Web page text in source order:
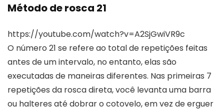
Método de rosca 21
https://youtube.com/watch?v=A2SjGwiVR9c
O número 21 se refere ao total de repetições feitas
antes de um intervalo, no entanto, elas são
executadas de maneiras diferentes. Nas primeiras 7
repetições da rosca direta, você levanta uma barra
ou halteres até dobrar o cotovelo, em vez de erguer